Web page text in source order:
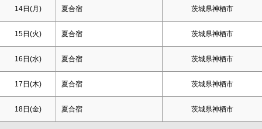
14日(月) 夏合宿 茨城県神栖市
15日(火) 夏合宿 茨城県神栖市
16日(水) 夏合宿 茨城県神栖市
17日(木) 夏合宿 茨城県神栖市
18日(金) 夏合宿 茨城県神栖市